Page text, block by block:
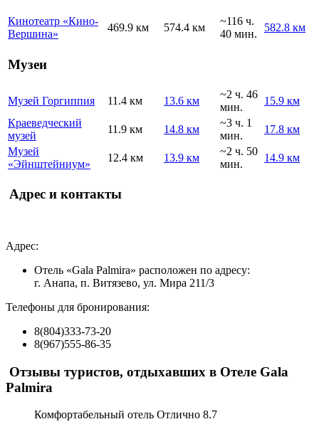
Кинотеатр «Кино-
Вершина»
469.9 км 574.4 км
~116 ч.
40 мин.
582.8 км
Музеи
Музей Горгиппия 11.4 км 13.6 км
~2 ч. 46
мин.
15.9 км
Краеведческий
музей
11.9 км 14.8 км
~3 ч. 1
мин.
17.8 км
Музей
«Эйнштейниум»
12.4 км 13.9 км
~2 ч. 50
мин.
14.9 км
Адрес и контакты
Адрес:
Отель «Gala Palmira» расположен по адресу:
г. Анапа, п. Витязево, ул. Мира 211/3
Телефоны для бронирования:
8(804)333-73-20
8(967)555-86-35
Отзывы туристов, отдыхавших в Отеле Gala
Palmira
Комфортабельный отель Отлично 8.7